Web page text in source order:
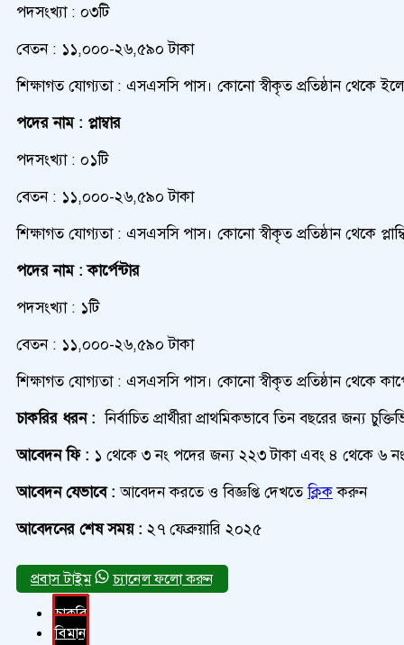
পদসংখ্যা : ০৩টি
বেতন : ১১,০০০-২৬,৫৯০ টাকা
শিক্ষাগত যোগ্যতা : এসএসসি পাস। কোনো স্বীকৃত প্রতিষ্ঠান থেকে
পদের নাম : প্লাম্বার
পদসংখ্যা : ০১টি
বেতন : ১১,০০০-২৬,৫৯০ টাকা
শিক্ষাগত যোগ্যতা : এসএসসি পাস। কোনো স্বীকৃত প্রতিষ্ঠান থেকে
পদের নাম : কার্পেন্টার
পদসংখ্যা : ১টি
বেতন : ১১,০০০-২৬,৫৯০ টাকা
শিক্ষাগত যোগ্যতা : এসএসসি পাস। কোনো স্বীকৃত প্রতিষ্ঠান থেকে
চাকরির ধরন :নির্বাচিত প্রার্থীরা প্রাথমিকভাবে তিন বছরের জন্য
আবেদন ফি : ১ থেকে ৩ নং পদের জন্য ২২৩ টাকা এবং ৪ থেকে ৬
আবেদন যেভাবে : আবেদন করতে ও বিজ্ঞপ্তি দেখতেক্লিককরুন
আবেদনের শেষ সময় : ২৭ ফেব্রুয়ারি ২০২৫
চ্যানেল ফলো করুন
চাকরি
বিমান